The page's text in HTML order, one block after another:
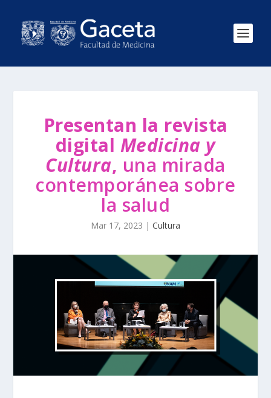
Presentan la revista
digital Medicina y
Cultura, una mirada
contemporánea sobre
la salud
Mar 17, 2023 | Cultura